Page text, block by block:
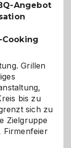
Angebot
Grillen
bis zu
sich zu
Zielgruppe
Firmenfeier